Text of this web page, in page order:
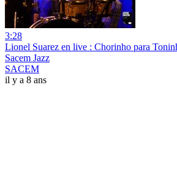
3:28
Lionel Suarez en live : Chorinho para
Sacem Jazz
SACEM
il y a 8 ans